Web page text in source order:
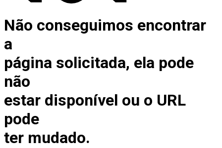
Não conseguimos encontrar
a
página solicitada, ela pode
não
estar disponível ou o URL
pode
ter mudado.